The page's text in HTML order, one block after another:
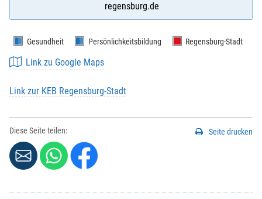
regensburg.de
Gesundheit Persönlichkeitsbildung Regensburg-Stadt
Link zu Google Maps
Link zur KEB Regensburg-Stadt
Diese Seite teilen: Seite drucken